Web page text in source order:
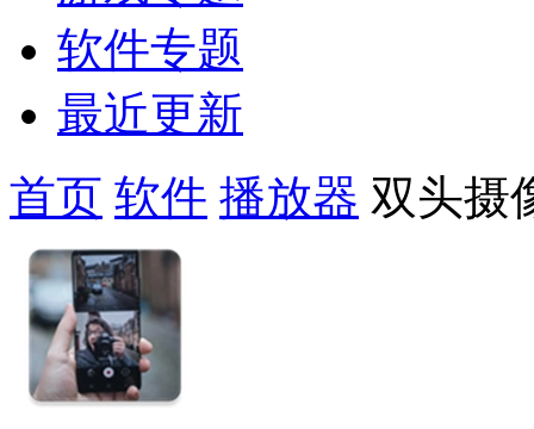
软件专题
最近更新
首页 软件 播放器 双头摄